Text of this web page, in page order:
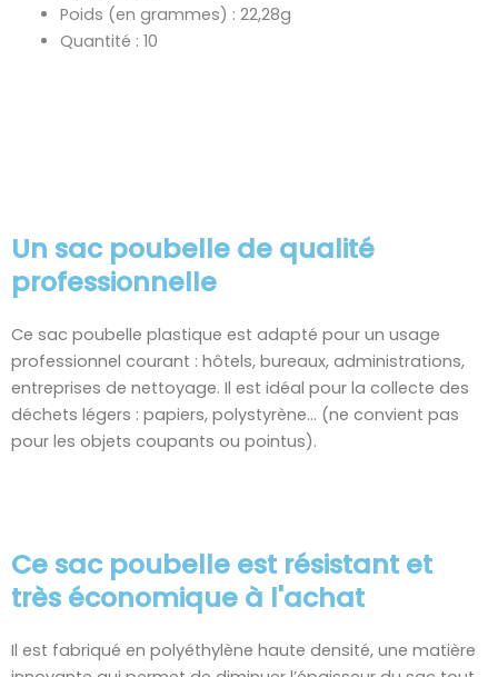
Poids (en grammes) : 22,28g
Quantité : 10
Un sac poubelle de qualité
professionnelle
Ce sac poubelle plastique est adapté pour un usage
professionnel courant : hôtels, bureaux, administrations,
entreprises de nettoyage. Il est idéal pour la collecte des
déchets légers : papiers, polystyrène… (ne convient pas
pour les objets coupants ou pointus).
Ce sac poubelle est résistant et
très économique à l'achat
Il est fabriqué en polyéthylène haute densité, une matière